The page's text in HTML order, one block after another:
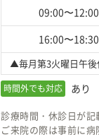
09:00〜12:00
16:00〜18:30
▲毎月第3火曜日午後
時間外でも対応 あり
診療時間・休診日が記
ご来院の際は事前に病